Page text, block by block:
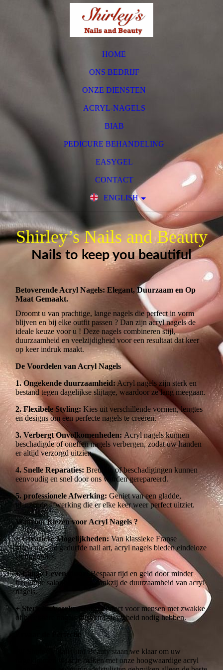
HOME
ONS BEDRIJF
ONZE DIENSTEN
ACRYL-NAGELS
BIAB
PEDICURE BEHANDELING
EASYGEL
CONTACT
ENGLISH
Shirley’s Nails and Beauty
Nails to keep you beautiful
Betoverende Acryl Nagels: Elegant, Duurzaam en Op
Maat Gemaakt.
Droomt u van prachtige, lange nagels die perfect in vorm
blijven en bij elke outfit passen ? Dan zijn acryl nagels de
ideale keuze voor u ! Deze nagels combineren stijl,
duurzaamheid en veelzijdigheid voor een resultaat dat keer
op keer indruk maakt.
De Voordelen van Acryl Nagels
1. Ongekende duurzaamheid: Acryl nagels zijn sterk en
bestand tegen dagelijkse slijtage, waardoor ze lang meegaan.
2. Flexibele Styling:Kies uit verschillende vormen, lengtes
en designs om een perfecte nagels te creëren.
3. Verbergt Onvolkomenheden: Acryl nagels kunnen
beschadigde of oneffen nagels verbergen, zodat uw handen
er altijd verzorgd uitzien.
4. Snelle Reparaties:Breuken of beschadigingen kunnen
eenvoudig en snel door ons worden gerepareerd.
5. professionele Afwerking:Geniet van een gladde,
glanzende afwerking die er elke keer weer perfect uitziet.
Waarom Kiezen voor Acryl Nagels ?
+ Creatieve Mogelijkheden:Van klassieke Franse
manicures tot gedurfde nail art, acryl nagels bieden eindeloze
stylingopties.
+ Lange Levensduur:Bespaar tijd en geld door minder
frequente salonbezoeken dankzij de duurzaamheid van acryl
nagels.
+ Sterk en Veerkrachtig: Perfect voor mensen met zwakke
of breekbare nagels die extra stevigheid nodig hebben.
Ervaar de Perfectie
Bij Shirley's Nails and Beauty staan we klaar om uw
nageldromen waar te maken met onze hoogwaardige acryl